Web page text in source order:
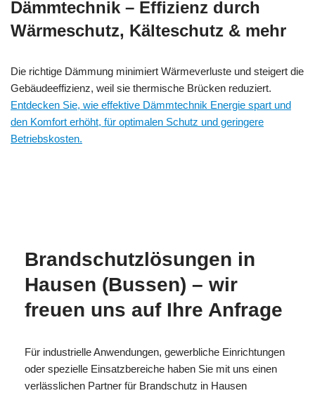
Dämmtechnik – Effizienz durch
Wärmeschutz, Kälteschutz & mehr
Die richtige Dämmung minimiert Wärmeverluste und steigert die
Gebäudeeffizienz, weil sie thermische Brücken reduziert.
Entdecken Sie, wie effektive Dämmtechnik Energie spart und
den Komfort erhöht, für optimalen Schutz und geringere
Betriebskosten.
Brandschutzlösungen in
Hausen (Bussen) – wir
freuen uns auf Ihre Anfrage
Für industrielle Anwendungen, gewerbliche Einrichtungen
oder spezielle Einsatzbereiche haben Sie mit uns einen
verlässlichen Partner für Brandschutz in Hausen